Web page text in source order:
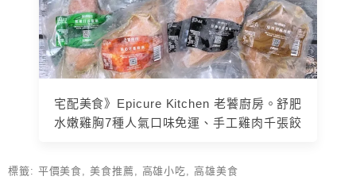
宅配美食》Epicure Kitchen 老饕廚房。舒肥
水嫩雞胸7種人氣口味免運、手工雞肉千張餃
標籤: 平價美食 ,美食推薦 高雄小吃 ,高雄美食